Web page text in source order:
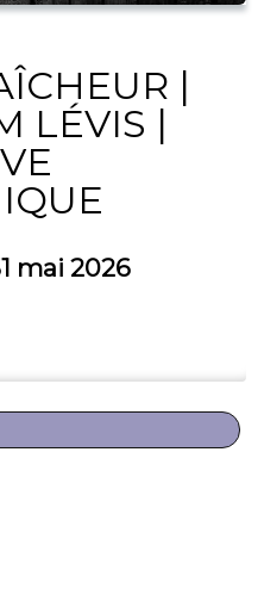
|
LÉVIS |
mai 2026